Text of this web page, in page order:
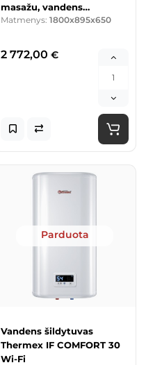
masažu, vandens
šildytuvu
Matmenys: 1800x895x650
2 772,00 €
Parduota
Vandens šildytuvas
Thermex IF COMFORT 30
Wi-Fi